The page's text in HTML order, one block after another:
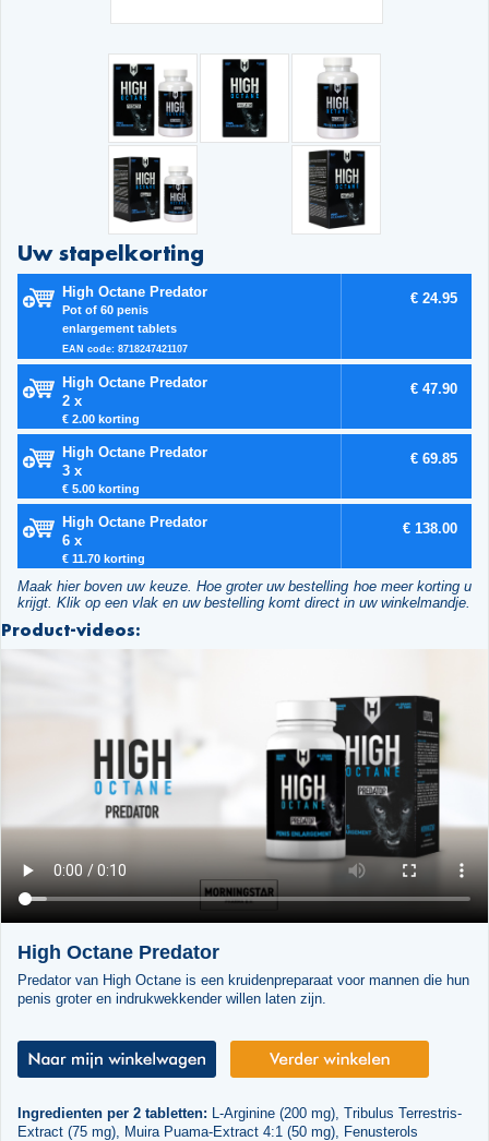
Uw stapelkorting
High Octane Predator
Pot of 60 penis
enlargement tablets
EAN code: 8718247421107
€ 24.95
High Octane Predator
2 x
€ 2.00 korting
€ 47.90
High Octane Predator
3 x
€ 5.00 korting
€ 69.85
High Octane Predator
6 x
€ 11.70 korting
€ 138.00
Maak hier boven uw keuze. Hoe groter uw bestelling hoe meer korting u
krijgt. Klik op een vlak en uw bestelling komt direct in uw winkelmandje.
Product-videos:
High Octane Predator
Predator van High Octane is een kruidenpreparaat voor mannen die hun
penis groter en indrukwekkender willen laten zijn.
Ingredienten per 2 tabletten: L-Arginine (200 mg), Tribulus Terrestris-
Extract (75 mg), Muira Puama-Extract 4:1 (50 mg), Fenusterols